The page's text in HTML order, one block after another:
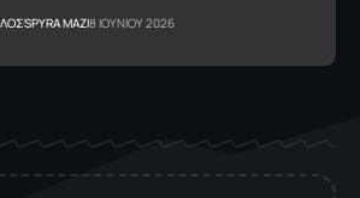
SPYRA MAZI8 ΙΟΥΝΙΟΥ 2026